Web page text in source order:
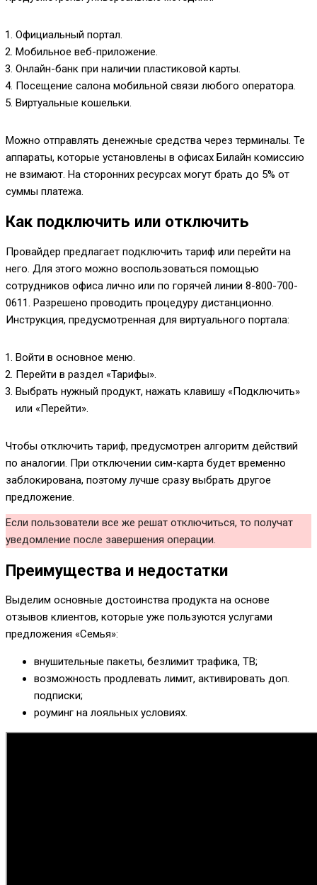
Официальный портал.
Мобильное веб-приложение.
Онлайн-банк при наличии пластиковой карты.
Посещение салона мобильной связи любого оператора.
Виртуальные кошельки.
Можно отправлять денежные средства через терминалы. Те
аппараты, которые установлены в офисах Билайн комиссию
не взимают. На сторонних ресурсах могут брать до 5% от
суммы платежа.
Как подключить или отключить
Провайдер предлагает подключить тариф или перейти на
него. Для этого можно воспользоваться помощью
сотрудников офиса лично или по горячей линии 8-800-700-
0611. Разрешено проводить процедуру дистанционно.
Инструкция, предусмотренная для виртуального портала:
Войти в основное меню.
Перейти в раздел «Тарифы».
Выбрать нужный продукт, нажать клавишу «Подключить»
или «Перейти».
Чтобы отключить тариф, предусмотрен алгоритм действий
по аналогии. При отключении сим-карта будет временно
заблокирована, поэтому лучше сразу выбрать другое
предложение.
Если пользователи все же решат отключиться, то получат
уведомление после завершения операции.
Преимущества и недостатки
Выделим основные достоинства продукта на основе
отзывов клиентов, которые уже пользуются услугами
предложения «Семья»:
внушительные пакеты, безлимит трафика, ТВ;
возможность продлевать лимит, активировать доп.
подписки;
роуминг на лояльных условиях.